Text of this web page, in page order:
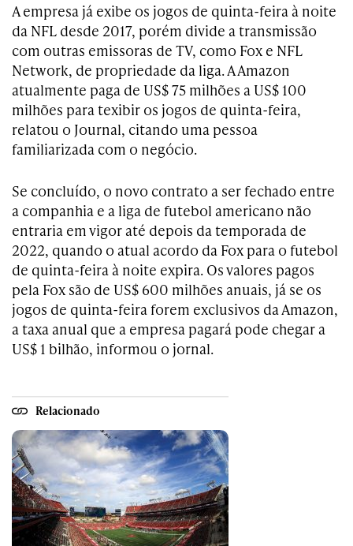
A empresa já exibe os jogos de quinta-feira à noite
da NFL desde 2017, porém divide a transmissão
com outras emissoras de TV, como Fox e NFL
Network, de propriedade da liga. A Amazon
atualmente paga de US$ 75 milhões a US$ 100
milhões para texibir os jogos de quinta-feira,
relatou o Journal, citando uma pessoa
familiarizada com o negócio.
Se concluído, o novo contrato a ser fechado entre
a companhia e a liga de futebol americano não
entraria em vigor até depois da temporada de
2022, quando o atual acordo da Fox para o futebol
de quinta-feira à noite expira. Os valores pagos
pela Fox são de US$ 600 milhões anuais, já se os
jogos de quinta-feira forem exclusivos da Amazon,
a taxa anual que a empresa pagará pode chegar a
US$ 1 bilhão, informou o jornal.
Relacionado